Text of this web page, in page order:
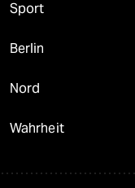
Sport
Berlin
Nord
Wahrheit